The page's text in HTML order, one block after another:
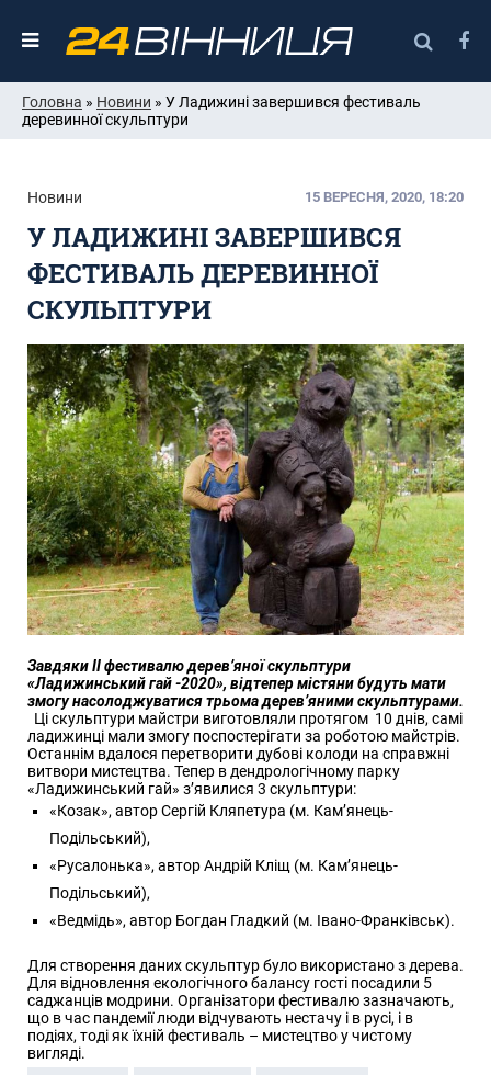
Головна » Новини » У Ладижині завершився фестиваль
деревинної скульптури
Новини 15 ВЕРЕСНЯ, 2020, 18:20
У ЛАДИЖИНІ ЗАВЕРШИВСЯ
ФЕСТИВАЛЬ ДЕРЕВИННОЇ
СКУЛЬПТУРИ
Завдяки ІІ фестивалю дерев’яної скульптури
«Ладижинський гай -2020», відтепер містяни будуть мати
змогу насолоджуватися трьома дерев’яними скульптурами.
Ці скульптури майстри виготовляли протягом 10 днів, самі
ладижинці мали змогу поспостерігати за роботою майстрів.
Останнім вдалося перетворити дубові колоди на справжні
витвори мистецтва. Тепер в дендрологічному парку
«Ладижинський гай» з’явилися 3 скульптури:
«Козак», автор Сергій Кляпетура (м. Кам’янець-
Подільський),
«Русалонька», автор Андрій Кліщ (м. Кам’янець-
Подільський),
«Ведмідь», автор Богдан Гладкий (м. Івано-Франківськ).
Для створення даних скульптур було використано з дерева.
Для відновлення екологічного балансу гості посадили 5
саджанців модрини. Організатори фестивалю зазначають,
що в час пандемії люди відчувають нестачу і в русі, і в
подіях, тоді як їхній фестиваль – мистецтво у чистому
вигляді.